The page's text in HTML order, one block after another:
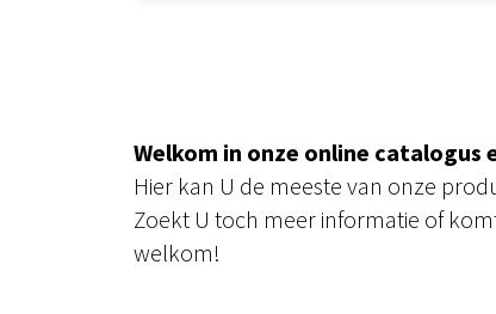
Welkom in onze online catalogus
Hier kan U de meeste van onze
Zoekt U toch meer informatie of
welkom!